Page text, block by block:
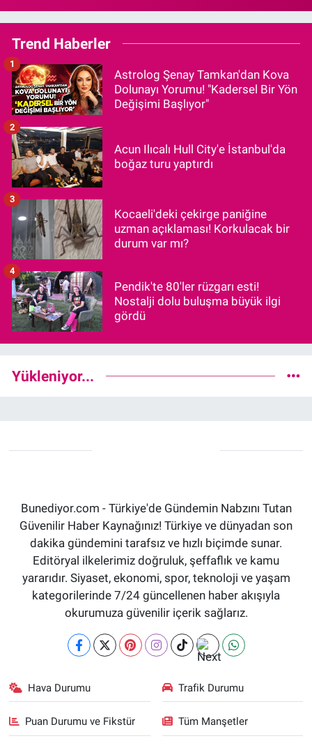
Trend Haberler
Astrolog Şenay Tamkan'dan Kova
Dolunayı Yorumu! "Kadersel Bir Yön
Değişimi Başlıyor"
1
Acun Ilıcalı Hull City'e İstanbul'da
boğaz turu yaptırdı
2
Kocaeli'deki çekirge paniğine
uzman açıklaması! Korkulacak bir
durum var mı?
3
Pendik'te 80'ler rüzgarı esti!
Nostalji dolu buluşma büyük ilgi
gördü
4
Yükleniyor...
Bunediyor.com - Türkiye'de Gündemin Nabzını Tutan
Güvenilir Haber Kaynağınız! Türkiye ve dünyadan son
dakika gündemini tarafsız ve hızlı biçimde sunar.
Editöryal ilkelerimiz doğruluk, şeffaflık ve kamu
yararıdır. Siyaset, ekonomi, spor, teknoloji ve yaşam
kategorilerinde 7/24 güncellenen haber akışıyla
okurumuza güvenilir içerik sağlarız.
Hava Durumu Trafik Durumu
Puan Durumu ve Fikstür Tüm Manşetler